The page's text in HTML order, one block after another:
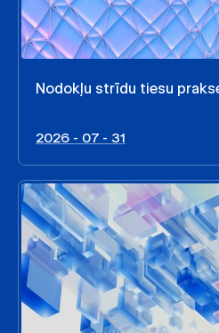
Nodokļu strīdu tiesu
2026 - 07 - 31